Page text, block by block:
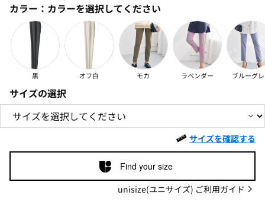
カラー： カラーを選択してください
黒 オフ白 モカ ラベンダー ブルーグ
サイズの選択
サイズを確認する
Find your size
unisize(ユニサイズ) ご利用ガイド